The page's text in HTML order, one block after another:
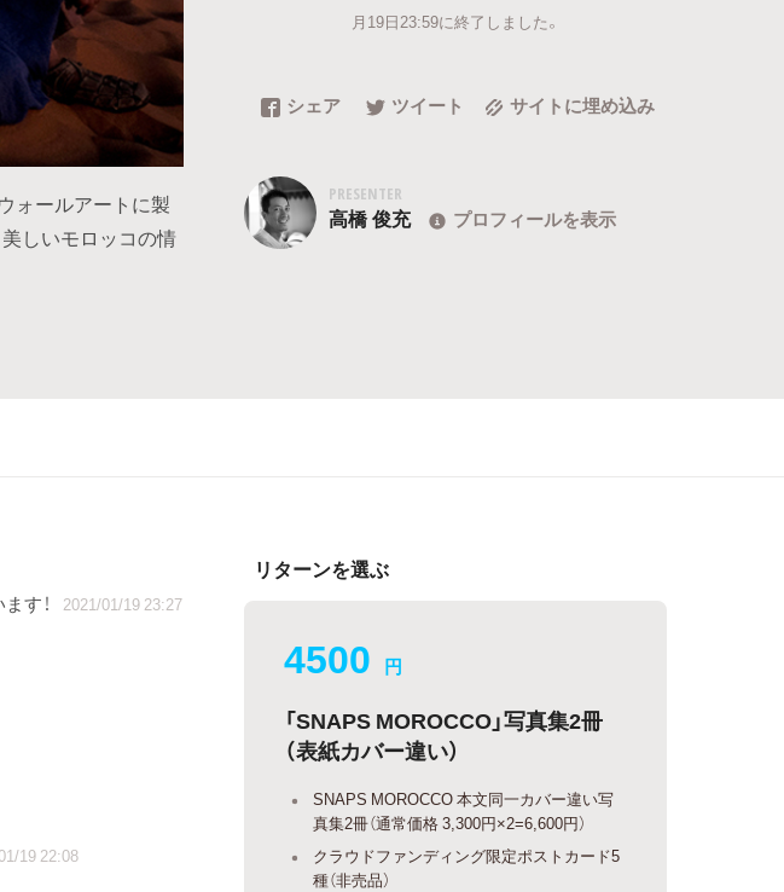
ォールアートに製
しいモロッコの情
月19日23:59に終了しました。
シェア ツイート サイトに埋め込み
PRESENTER
高橋 俊充 プロフィールを表示
す！ 2021/01/19 23:27
19 22:08
リターンを選ぶ
4500 円
「SNAPS MOROCCO」写真集2冊
（表紙カバー違い）
SNAPS MOROCCO 本文同一カバー違い写
真集2冊（通常価格 3,300円×2=6,600円）
クラウドファンディング限定ポストカード5
種（非売品）